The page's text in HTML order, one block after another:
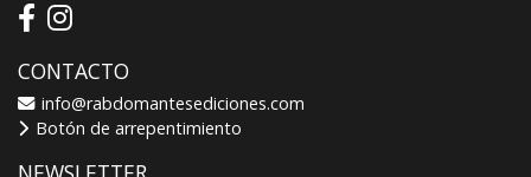
CONTACTO
info@rabdomantesediciones.com
Botón de arrepentimiento